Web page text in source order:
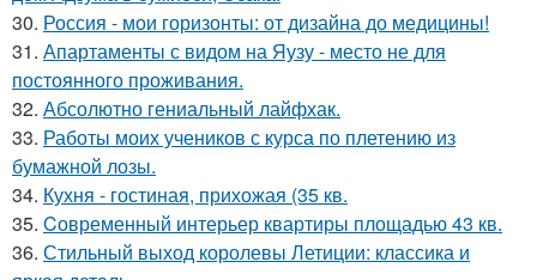
30. Россия - мои горизонты: от дизайна до медицины!
31. Апартаменты с видом на Яузу - место не для
постоянного проживания.
32. Абсолютно гениальный лайфхак.
33. Работы моих учеников с курса по плетению из
бумажной лозы.
34. Кухня - гостиная, прихожая (35 кв.
35. Cовременный интерьер квартиры площадью 43 кв.
36. Стильный выход королевы Летиции: классика и